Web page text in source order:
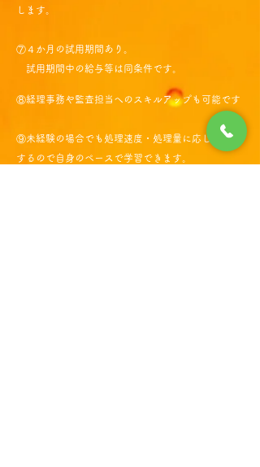
します。
⑦４か月の試用期間あり。
​ 試用期間中の給与等は同条件です。
⑧経理事務や監査担当へのスキルアップも可能です
⑨未経験の場合でも処理速度・処理量に応じて昇給
するので自身のペースで学習できます。